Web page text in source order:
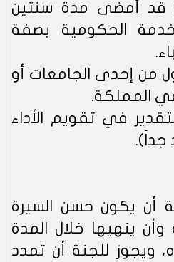
قد أمضى مدة سنتين
الحكومية بصفة
من إحدى الجامعات أو
في المملكة.
في تقويم الأداء
جداً).
أن يكون حسن السيرة
ينهيها خلال المدة
ويجوز للجنة أن تمدد